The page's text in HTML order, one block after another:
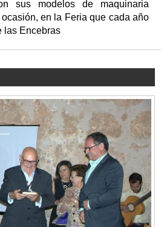
sus modelos de maquinaria
en la Feria que cada año
las Encebras